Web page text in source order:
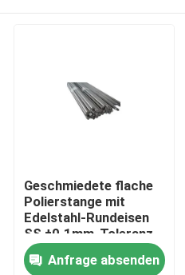
Geschmiedete flache
Polierstange mit
Edelstahl-Rundeisen
SS ±0.1mm-Toleranz-
430 halten auf Lager
ab Anfrage absenden